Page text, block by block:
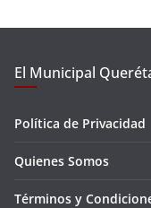
El Municipal
Política de Privacidad
Quienes Somos
Términos y